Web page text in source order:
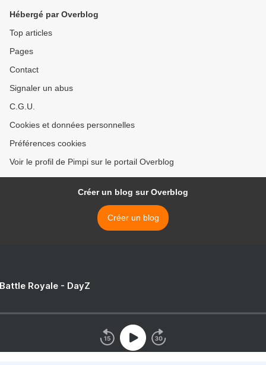
Hébergé par Overblog
Top articles
Pages
Contact
Signaler un abus
C.G.U.
Cookies et données personnelles
Préférences cookies
Voir le profil de Pimpi sur le portail Overblog
Créer un blog sur Overblog
Créer un blog
Royale - DayZ